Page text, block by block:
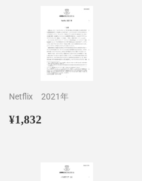
Netflix 2021年
通
¥1,832